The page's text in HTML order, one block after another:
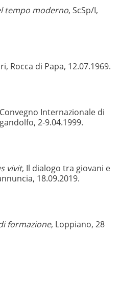
tempo moderno, ScSp/I,
Rocca di Papa, 12.07.1969.
Internazionale di
2-9.04.1999.
vivit, Il dialogo tra giovani e
18.09.2019.
formazione, Loppiano, 28